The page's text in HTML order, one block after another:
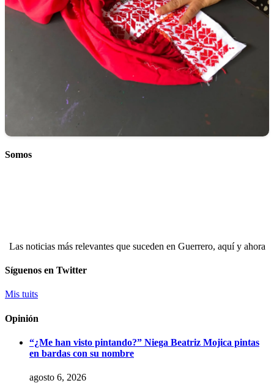
Somos
Las noticias más relevantes que suceden en Guerrero, aquí y ahora
Síguenos en Twitter
Mis tuits
Opinión
“¿Me han visto pintando?” Niega Beatriz Mojica pintas
en bardas con su nombre
agosto 6, 2026